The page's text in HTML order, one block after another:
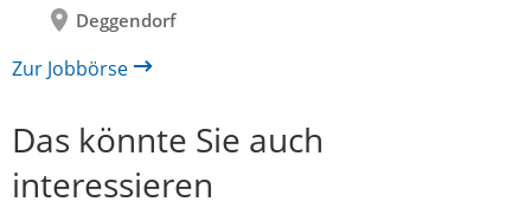
Deggendorf
Zur Jobbörse
Das könnte Sie auch
interessieren